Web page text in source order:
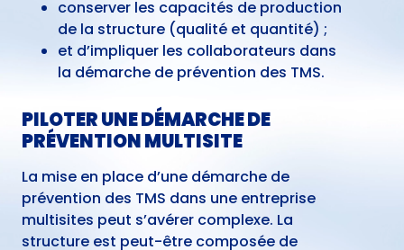
conserver les capacités de production
de la structure (qualité et quantité) ;
et d’impliquer les collaborateurs dans
la démarche de prévention des TMS.
PILOTER UNE DÉMARCHE DE
PRÉVENTION MULTISITE
La mise en place d’une démarche de
prévention des TMS dans une entreprise
multisites peut s’avérer complexe. La
structure est peut-être composée de